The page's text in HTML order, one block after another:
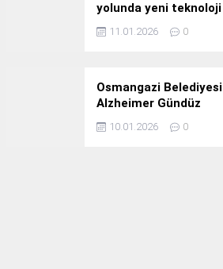
yolunda yeni teknoloji
yatırımı
11.01.2026 0
Osmangazi Belediyesi
Alzheimer Gündüz
Bakım Evi 3. Yılını
Kutladı
10.01.2026 0